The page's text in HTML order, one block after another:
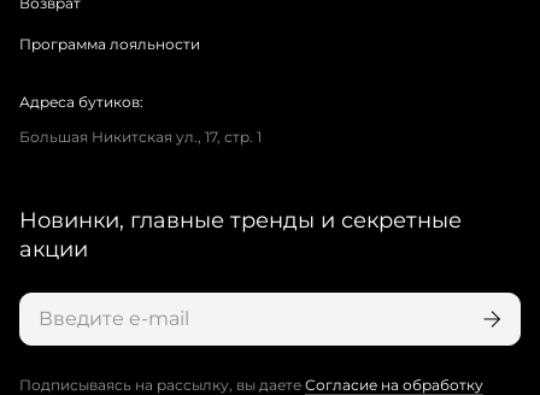
Программа лояльности
Адреса бутиков:
Большая Никитская ул., 17, стр. 1
Новинки, главные тренды и секретные
акции
Подписываясь на рассылку, вы даете Согласие на обработку